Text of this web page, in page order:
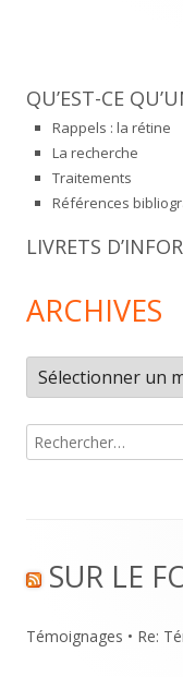
QU’EST-CE
Rappels : la rétine
La recherche
Traitements
Références
LIVRETS
ARCHIVES
Archives
Rechercher :
Content
SUR LE
Témoignages • Re: